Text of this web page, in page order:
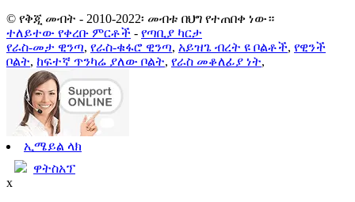
© የቅጂ መብት - 2010-2022፡ መብቱ በህግ የተጠበቀ ነው።
ተለይተው የቀረቡ ምርቶች - የጣቢያ ካርታ
የራስ-መታ ዊንጣ, የራስ-ቁፋሮ ዊንጣ, አይዝጌ ብረት ዩ ቦልቶች, የዊንች
ቦልት, ከፍተኛ ጥንካሬ ያለው ቦልት, የራስ መቆለፊያ ነት,
ኢሜይል ላክ
ዋትስአፕ
x